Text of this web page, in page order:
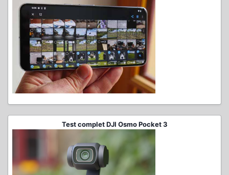
Test complet DJI Osmo Pocket 3